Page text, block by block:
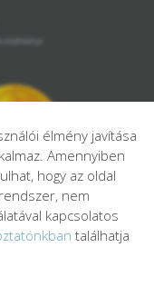
élmény javítása
Amennyiben
hogy az oldal
nem
kapcsolatos
találhatja